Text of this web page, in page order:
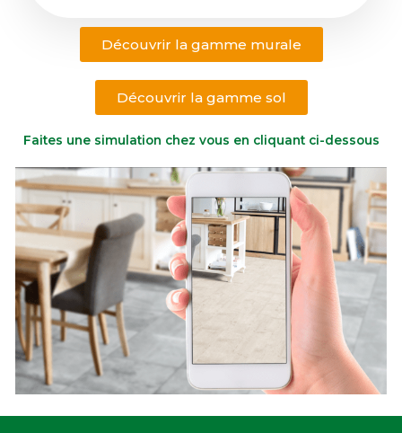
Découvrir la gamme murale
Découvrir la gamme sol
Faites une simulation chez vous en cliquant ci-dessous